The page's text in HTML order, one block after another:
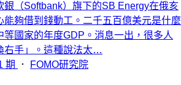
銀（Softbank）旗下的SB Energy在俄亥
能夠借到錢動工。二千五百億美元是什麼
國家的年度GDP。消息一出，很多人
右手」。這種說法太…
期 ． FOMO研究院